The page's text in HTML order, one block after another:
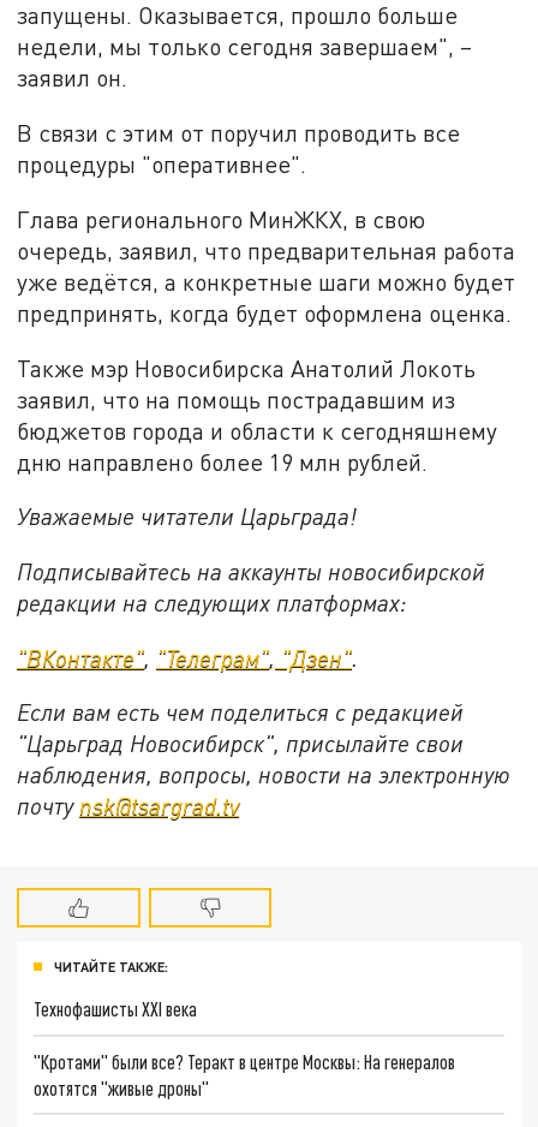
запущены. Оказывается, прошло больше
недели, мы только сегодня завершаем", –
заявил он.
В связи с этим от поручил проводить все
процедуры "оперативнее".
Глава регионального МинЖКХ, в свою
очередь, заявил, что предварительная работа
уже ведётся, а конкретные шаги можно будет
предпринять, когда будет оформлена оценка.
Также мэр Новосибирска Анатолий Локоть
заявил, что на помощь пострадавшим из
бюджетов города и области к сегодняшнему
дню направлено более 19 млн рублей.
Уважаемые читатели Царьграда!
Подписывайтесь на аккаунты новосибирской
редакции на следующих платформах:
"ВКонтакте" "Телеграм" "Дзен"
Если вам есть чем поделиться с редакцией
"Царьград Новосибирск", присылайте свои
наблюдения, вопросы, новости на электронную
почту nsk@tsargrad.tv
ЧИТАЙТЕ ТАКЖЕ:
Технофашисты XXI века
"Кротами" были все? Теракт в центре Москвы: На генералов
охотятся "живые дроны"